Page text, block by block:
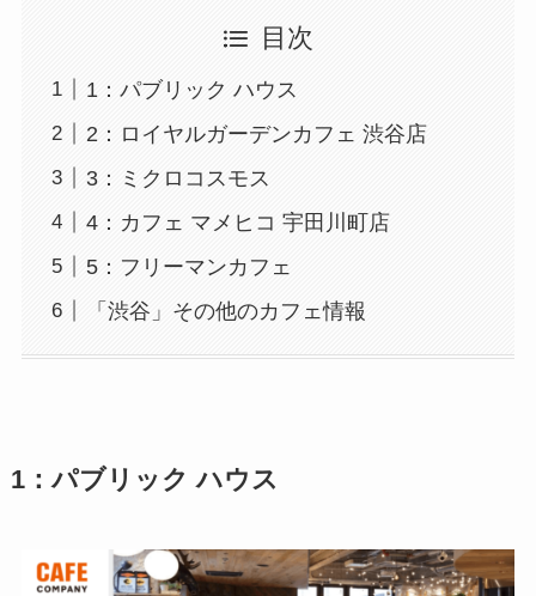
目次
1：パブリック ハウス
2：ロイヤルガーデンカフェ 渋谷店
3：ミクロコスモス
4：カフェ マメヒコ 宇田川町店
5：フリーマンカフェ
「渋谷」その他のカフェ情報
1：パブリック ハウス